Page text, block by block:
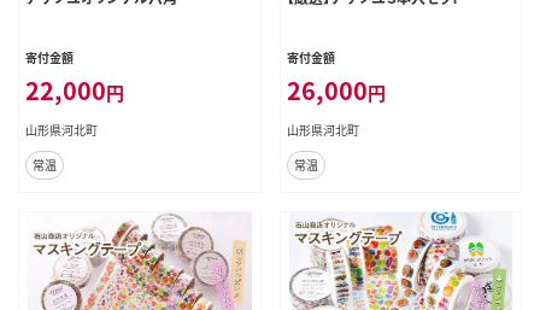
寄付金額
22,000円
山形県河北町
常温
寄付金額
26,000円
山形県河北町
常温